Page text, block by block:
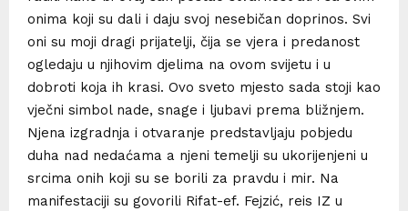
onima koji su dali i daju svoj nesebičan doprinos. Svi
oni su moji dragi prijatelji, čija se vjera i predanost
ogledaju u njihovim djelima na ovom svijetu i u
dobroti koja ih krasi. Ovo sveto mjesto sada stoji kao
vječni simbol nade, snage i ljubavi prema bližnjem.
Njena izgradnja i otvaranje predstavljaju pobjedu
duha nad nedaćama a njeni temelji su ukorijenjeni u
srcima onih koji su se borili za pravdu i mir. Na
manifestaciji su govorili Rifat-ef. Fejzić, reis IZ u